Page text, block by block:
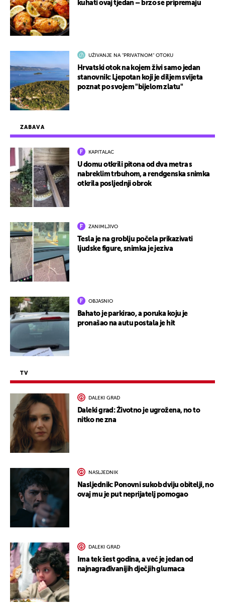
ZABAVA
KAPITALAC
U domu otkrili pitona od dva metra s
nabreklim trbuhom, a rendgenska snimka
otkrila posljednji obrok
ZANIMLJIVO
Tesla je na groblju počela prikazivati
ljudske figure, snimka je jeziva
OBJASNIO
Bahato je parkirao, a poruka koju je
pronašao na autu postala je hit
TV
DALEKI GRAD
Daleki grad: Životno je ugrožena, no to
nitko ne zna
NASLJEDNIK
Nasljednik: Ponovni sukob dviju obitelji, no
ovaj mu je put neprijatelj pomogao
DALEKI GRAD
Ima tek šest godina, a već je jedan od
najnagrađivanijih dječjih glumaca
kuhati ovaj tjedan – brzo se pripremaju
UŽIVANJE NA "PRIVATNOM" OTOKU
Hrvatski otok na kojem živi samo jedan
stanovnik: Ljepotan koji je diljem svijeta
poznat po svojem "bijelom zlatu"